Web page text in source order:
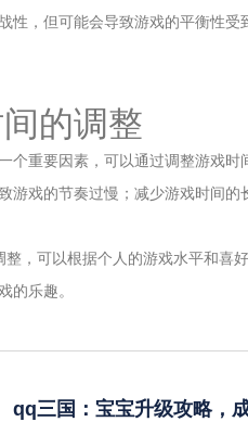
性，但可能会导致游戏的平衡性
的调整
个重要因素，可以通过调整游戏
游戏的节奏过慢；减少游戏时间
整，可以根据个人的游戏水平和喜
的乐趣。
qq三国：宝宝升级攻略，